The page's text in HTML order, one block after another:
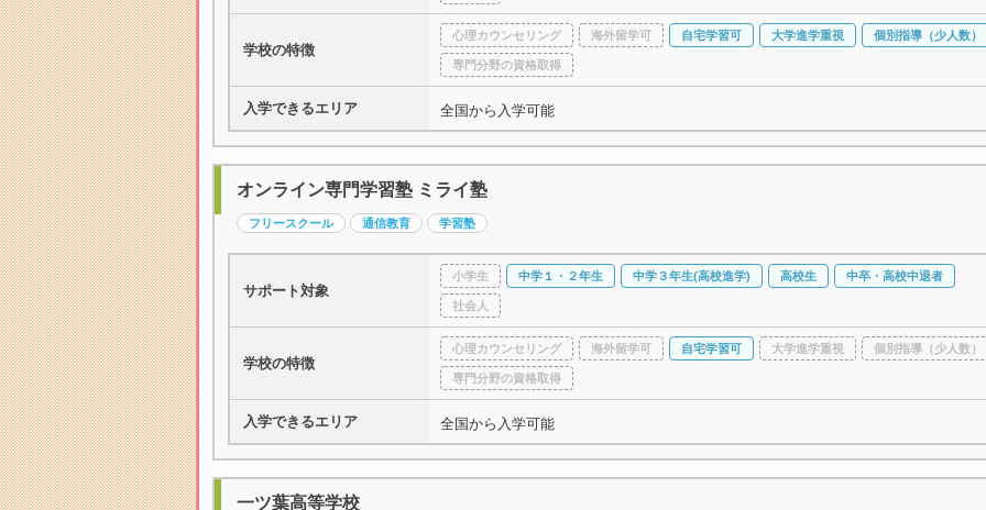
学校の特徴
心理カウンセリング 海外留学可 自宅学習可 大学進学重視 個別指導（少人数）
専門分野の資格取得
入学できるエリア 全国から入学可能
オンライン専門学習塾 ミライ塾
フリースクール 通信教育 学習塾
サポート対象
小学生 中学１・２年生 中学３年生(高校進学) 高校生 中卒・高校中退者
社会人
学校の特徴
心理カウンセリング 海外留学可 自宅学習可 大学進学重視 個別指導（少人数）
専門分野の資格取得
入学できるエリア 全国から入学可能
一ツ葉高等学校